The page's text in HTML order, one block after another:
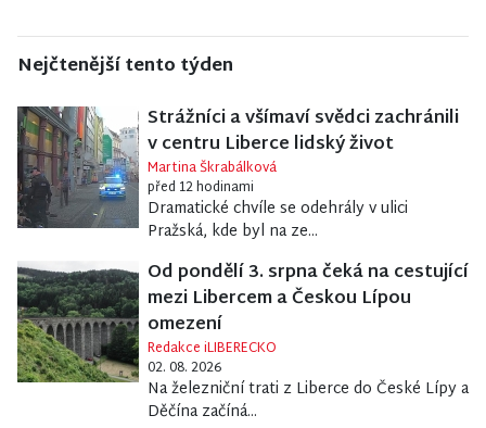
Nejčtenější tento týden
Strážníci a všímaví svědci zachránili
v centru Liberce lidský život
Martina Škrabálková
před 12 hodinami
Dramatické chvíle se odehrály v ulici
Pražská, kde byl na ze...
Od pondělí 3. srpna čeká na cestující
mezi Libercem a Českou Lípou
omezení
Redakce iLIBERECKO
02. 08. 2026
Na železniční trati z Liberce do České Lípy a
Děčína začíná...